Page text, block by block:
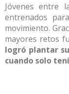
Jóvenes entre
entrenados
movimiento.
mayores retos
logró plantar
cuando solo